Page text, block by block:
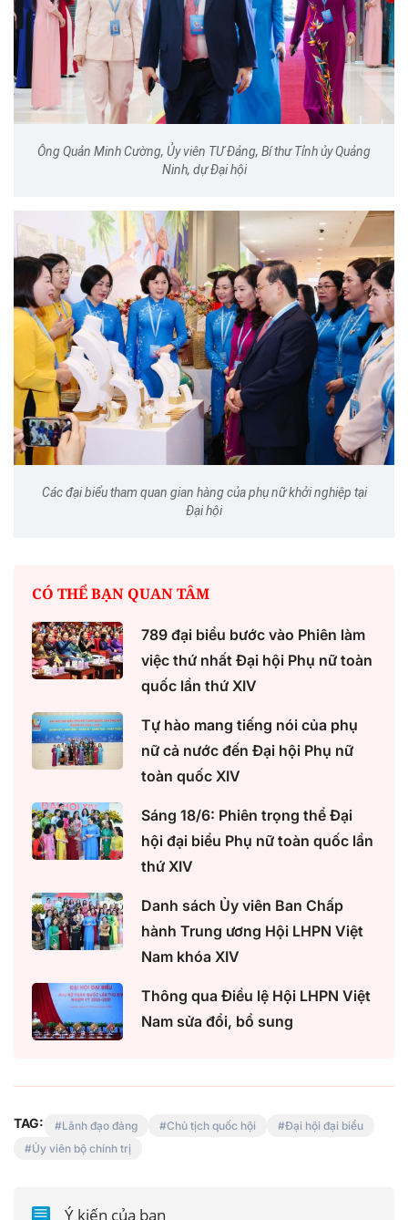
Ông Quản Minh Cường, Ủy viên TƯ Đảng, Bí thư Tỉnh ủy Quảng
Ninh, dự Đại hội
Các đại biểu tham quan gian hàng của phụ nữ khởi nghiệp tại
Đại hội
CÓ THỂ BẠN QUAN TÂM
789 đại biểu bước vào Phiên làm
việc thứ nhất Đại hội Phụ nữ toàn
quốc lần thứ XIV
Tự hào mang tiếng nói của phụ
nữ cả nước đến Đại hội Phụ nữ
toàn quốc XIV
Sáng 18/6: Phiên trọng thể Đại
hội đại biểu Phụ nữ toàn quốc lần
thứ XIV
Danh sách Ủy viên Ban Chấp
hành Trung ương Hội LHPN Việt
Nam khóa XIV
Thông qua Điều lệ Hội LHPN Việt
Nam sửa đổi, bổ sung
TAG: Lãnh đạo đảng Chủ tịch quốc hội
Đại hội đại biểu
Ủy viên bộ chính trị
Ý kiến của bạn